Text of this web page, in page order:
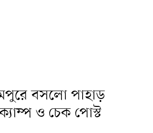
বসলো পাহাড়
ও চেক পোস্ট